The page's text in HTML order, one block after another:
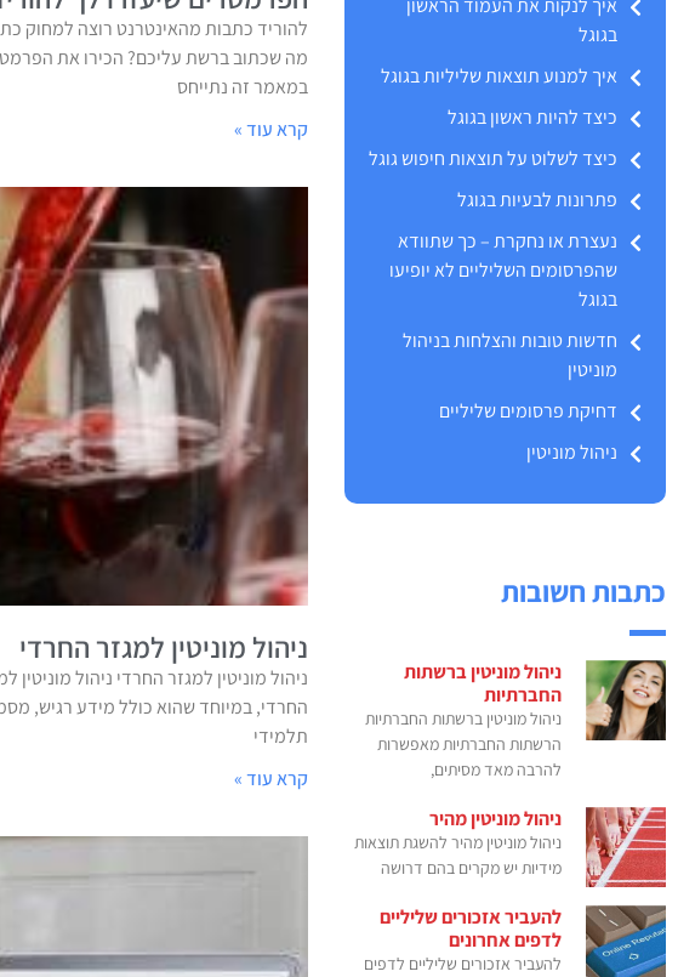
איך לנקות את העמוד הראשון
בגוגל
איך למנוע תוצאות שליליות בגוגל
כיצד להיות ראשון בגוגל
כיצד לשלוט על תוצאות חיפוש גוגל
פתרונות לבעיות בגוגל
נעצרת או נחקרת – כך שתוודא
שהפרסומים השליליים לא יופיעו
בגוגל
חדשות טובות והצלחות בניהול
מוניטין
דחיקת פרסומים שליליים
ניהול מוניטין
כתבות חשובות
ניהול מוניטין ברשתות
החברתיות
ניהול מוניטין ברשתות החברתיות
הרשתות החברתיות מאפשרות
להרבה מאד מסיתים,
ניהול מוניטין מהיר
ניהול מוניטין מהיר להשגת תוצאות
מידיות יש מקרים בהם דרושה
להעביר אזכורים שליליים
לדפים אחרונים
להעביר אזכורים שליליים לדפים
להוריד כתבות מהאינטרנט רוצה למחוק
מה שכתוב ברשת עליכם? הכירו את
במאמר זה נתייחס
קרא עוד »
ניהול מוניטין למגזר החרדי
ניהול מוניטין למגזר החרדי ניהול
החרדי, במיוחד שהוא כולל מידע רגיש,
תלמידי
קרא עוד »